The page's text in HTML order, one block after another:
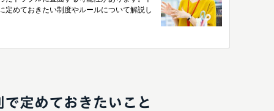
定めておきたいこと